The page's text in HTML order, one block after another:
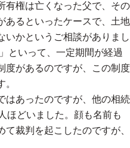
有権は亡くなった父で、その
あるといったケースで、土地
いかというご相談がありまし
といって、一定期間が経過
度があるのですが、この制度
はあったのですが、他の相続
ほどいました。顔も名前も
裁判を起こしたのですが、